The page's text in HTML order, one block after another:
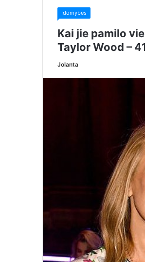
Idomybes
Kai jie pamilo
Taylor Wood –
Jolanta